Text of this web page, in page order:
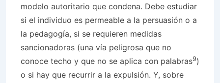
modelo autoritario que condena. Debe estudiar
si el individuo es permeable a la persuasión o a
la pedagogía, si se requieren medidas
sancionadoras (una vía peligrosa que no
conoce techo y que no se aplica con palabras9)
o si hay que recurrir a la expulsión. Y, sobre